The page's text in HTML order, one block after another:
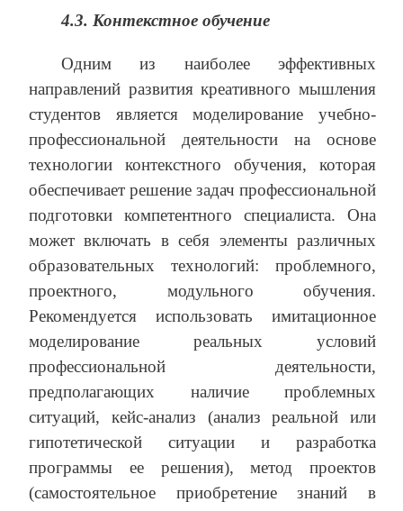
4.3. Контекстное обучение
Одним из наиболее эффективных
направлений развития креативного мышления
студентов является моделирование учебно-
профессиональной деятельности на основе
технологии контекстного обучения, которая
обеспечивает решение задач профессиональной
подготовки компетентного специалиста. Она
может включать в себя элементы различных
образовательных технологий: проблемного,
проектного, модульного обучения.
Рекомендуется использовать имитационное
моделирование реальных условий
профессиональной деятельности,
предполагающих наличие проблемных
ситуаций, кейс-анализ (анализ реальной или
гипотетической ситуации и разработка
программы ее решения), метод проектов
(самостоятельное приобретение знаний в